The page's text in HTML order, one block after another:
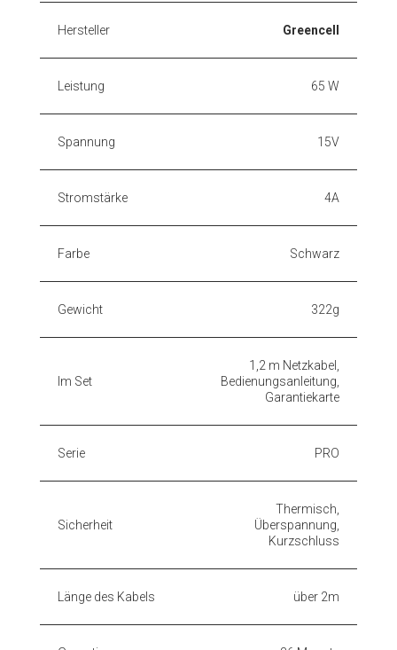
Hersteller Greencell
Leistung 65 W
Spannung 15V
Stromstärke 4A
Farbe Schwarz
Gewicht 322g
Im Set
1,2 m Netzkabel,
Bedienungsanleitung,
Garantiekarte
Serie PRO
Sicherheit
Thermisch,
Überspannung,
Kurzschluss
Länge des Kabels über 2m